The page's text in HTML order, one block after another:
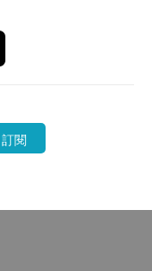
訂閱